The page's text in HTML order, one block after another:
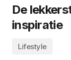
De
inspiratie
Lifestyle